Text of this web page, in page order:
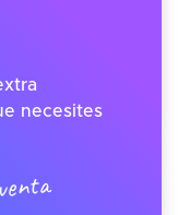
necesites